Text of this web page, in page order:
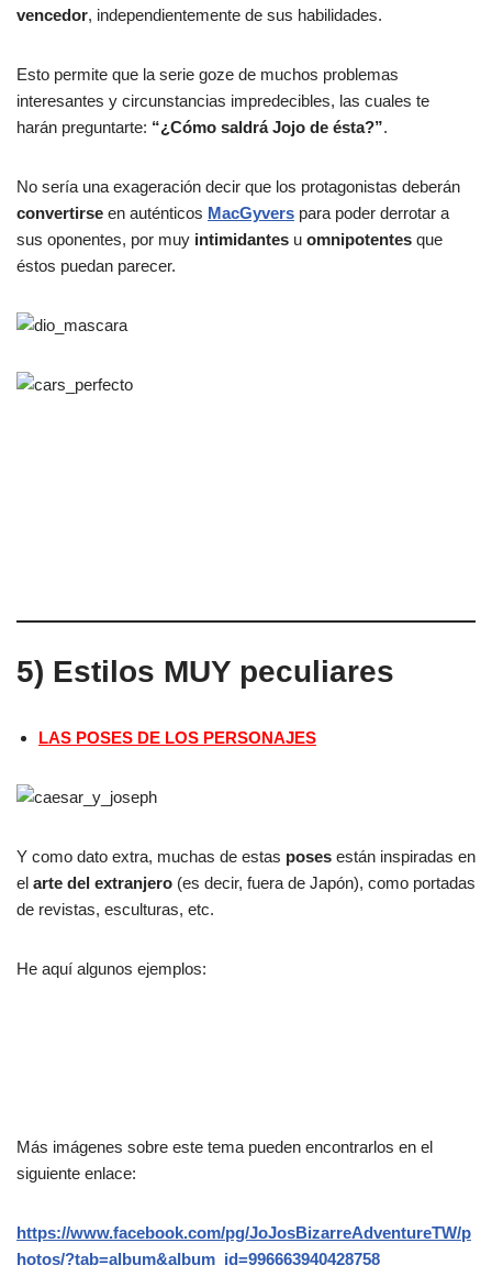
vencedor, independientemente de sus habilidades.
Esto permite que la serie goze de muchos problemas
interesantes y circunstancias impredecibles, las cuales te
harán preguntarte: “¿Cómo saldrá Jojo de ésta?”.
No sería una exageración decir que los protagonistas deberán
convertirse en auténticos MacGyvers para poder derrotar a
sus oponentes, por muy intimidantes u omnipotentes que
éstos puedan parecer.
5) Estilos MUY peculiares
LAS POSES DE LOS PERSONAJES
Y como dato extra, muchas de estas poses están inspiradas en
el arte del extranjero (es decir, fuera de Japón), como portadas
de revistas, esculturas, etc.
He aquí algunos ejemplos:
Más imágenes sobre este tema pueden encontrarlos en el
siguiente enlace:
https://www.facebook.com/pg/JoJosBizarreAdventureTW/p
hotos/?tab=album&album_id=996663940428758